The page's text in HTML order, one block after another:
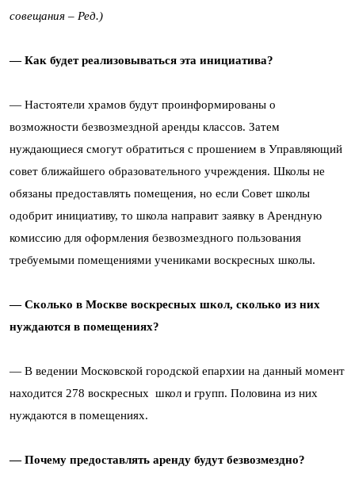
совещания – Ред.)
— Как будет реализовываться эта инициатива?
— Настоятели храмов будут проинформированы о
возможности безвозмездной аренды классов. Затем
нуждающиеся смогут обратиться с прошением в Управляющий
совет ближайшего образовательного учреждения. Школы не
обязаны предоставлять помещения, но если Совет школы
одобрит инициативу, то школа направит заявку в Арендную
комиссию для оформления безвозмездного пользования
требуемыми помещениями учениками воскресных школы.
— Сколько в Москве воскресных школ, сколько из них
нуждаются в помещениях?
— В ведении Московской городской епархии на данный момент
находится 278 воскресных школ и групп. Половина из них
нуждаются в помещениях.
— Почему предоставлять аренду будут безвозмездно?